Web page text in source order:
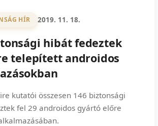
HÍR 2019. 11. 18.
hibát fedeztek
telepített androidos
kutatói összesen 146 biztonsági
fel 29 androidos gyártó előre